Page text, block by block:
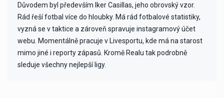
Důvodem byl především Iker Casillas, jeho obrovský vzor.
Rád řeší fotbal více do hloubky. Má rád fotbalové statistiky,
vyzná se v taktice a zároveň spravuje instagramový účet
webu. Momentálně pracuje v Livesportu, kde má na starost
mimo jiné i reporty zápasů. Kromě Realu tak podrobně
sleduje všechny nejlepší ligy.